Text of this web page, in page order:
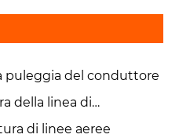
puleggia del conduttore
della linea di
di linee aeree